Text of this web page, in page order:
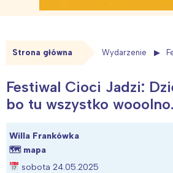
Strona główna Wydarzenie
Festiwal Cioci Jadzi:
bo tu wszystko
Willa Frankówka
🗺 mapa
sobota 24.05.2025